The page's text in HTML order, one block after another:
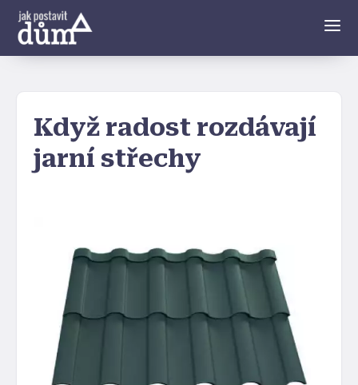
Když radost rozdávají
jarní střechy